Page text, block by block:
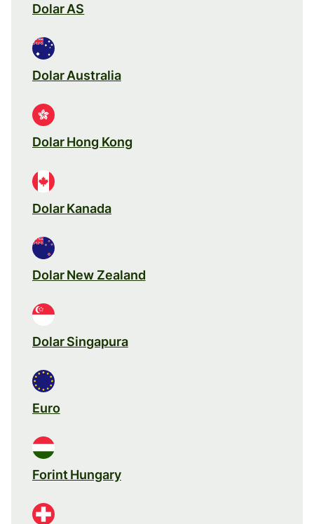
Dolar AS
Dolar Australia
Dolar Hong Kong
Dolar Kanada
Dolar New Zealand
Dolar Singapura
Euro
Forint Hungary